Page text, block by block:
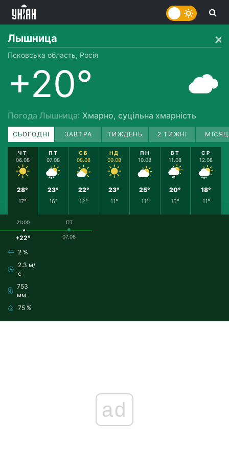
Лышница
Псковська область, Росія
+20°
Погода Лышница: Хмарно, суцільна хмарність
СЬОГОДНІ ЗАВТРА ТИЖДЕНЬ 2 ТИЖНІ
ЧТ
06.08
28°
17°
ПТ
07.08
23°
16°
СБ
08.08
22°
12°
НД
09.08
23°
11°
ПН
10.08
25°
11°
ВТ
11.08
20°
15°
СР
12.08
18°
11°
21:00
+22°
2 %
2.3 м/
с
753
мм
75 %
ПТ
07.08
ad